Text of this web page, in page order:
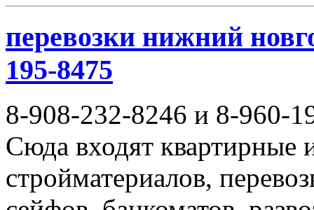
перевозки нижний
195-8475
8-908-232-8246 и 8-960-
Сюда входят квартирные
стройматериалов,